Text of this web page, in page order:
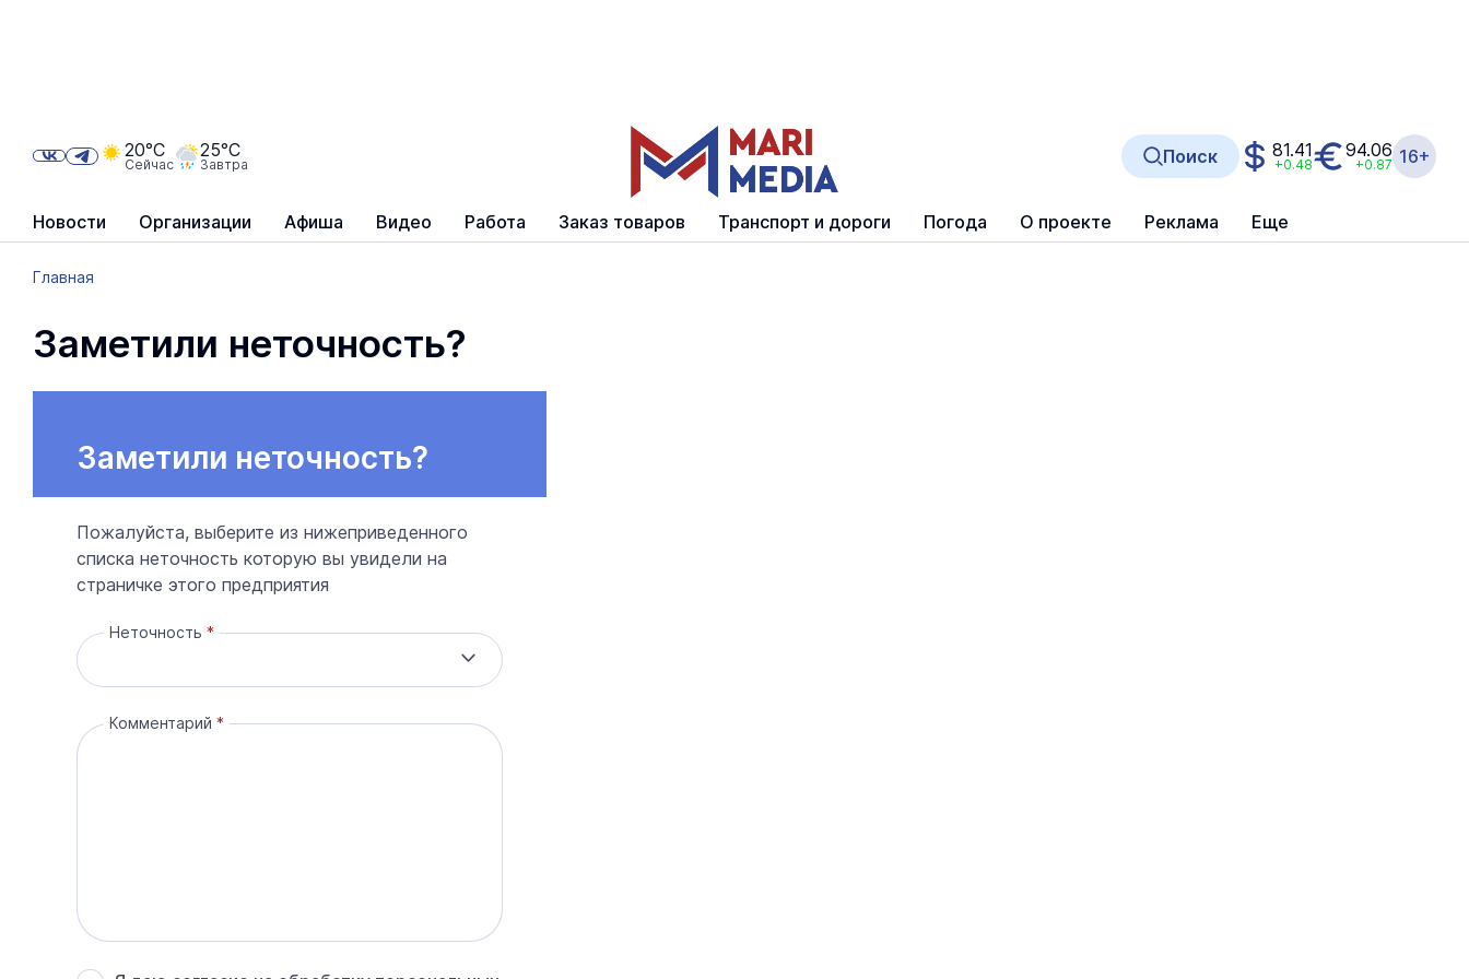
Новости Организации Афиша Видео Работа Заказ товаров Транспорт и дороги Погода О проекте Реклама Еще
20°C
Сейчас
25°C
Завтра Поиск 81.41
+0.48
94.06
+0.87 16+
Главная
Заметили неточность?
Заметили неточность?
Пожалуйста, выберите из нижеприведенного
списка неточность которую вы увидели на
страничке этого предприятия
Неточность
Комментарий